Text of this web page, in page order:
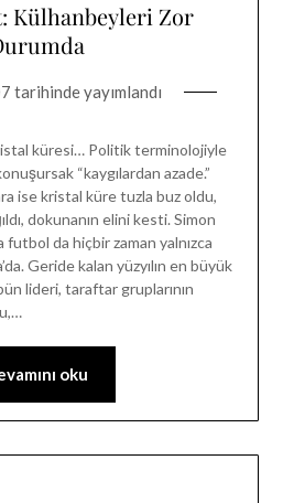
Külhanbeyleri Zor
tarihinde yayımlandı
küresi… Politik terminolojiyle
“kaygılardan azade.”
ise kristal küre tuzla buz oldu,
dokunanın elini kesti. Simon
futbol da hiçbir zaman yalnızca
Geride kalan yüzyılın en büyük
lideri, taraftar gruplarının
oku